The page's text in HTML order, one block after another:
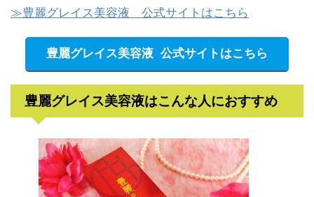
≫豊麗グレイス美容液 公式サイトはこちら
豊麗グレイス美容液 公式サイトはこちら
豊麗グレイス美容液はこんな人におすすめ